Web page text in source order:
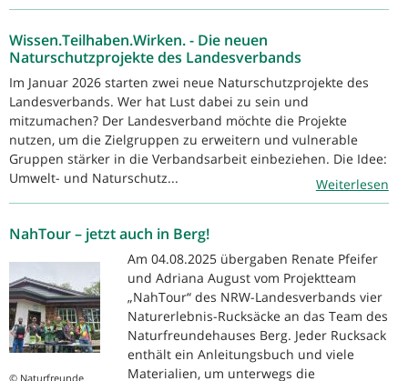
Wissen.Teilhaben.Wirken. - Die neuen
Naturschutzprojekte des Landesverbands
Im Januar 2026 starten zwei neue Naturschutzprojekte des
Landesverbands. Wer hat Lust dabei zu sein und
mitzumachen? Der Landesverband möchte die Projekte
nutzen, um die Zielgruppen zu erweitern und vulnerable
Gruppen stärker in die Verbandsarbeit einbeziehen. Die Idee:
Umwelt- und Naturschutz...
Weiterlesen
NahTour – jetzt auch in Berg!
© Naturfreunde
Am 04.08.2025 übergaben Renate Pfeifer
und Adriana August vom Projektteam
„NahTour“ des NRW-Landesverbands vier
Naturerlebnis-Rucksäcke an das Team des
Naturfreundehauses Berg. Jeder Rucksack
enthält ein Anleitungsbuch und viele
Materialien, um unterwegs die